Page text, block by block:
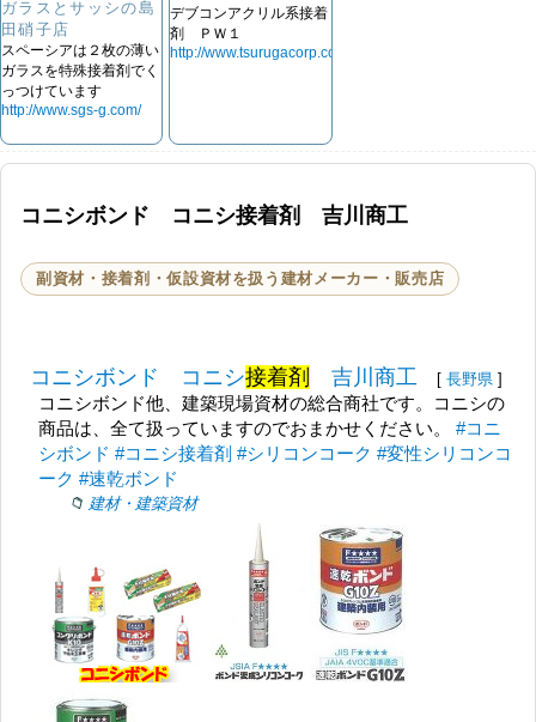
ガラスとサッシの島
田硝子店
スペーシアは２枚の薄い
ガラスを特殊接着剤でく
っつけています
http://www.sgs-g.com/
デブコンアクリル系接着
剤 ＰＷ１
http://www.tsurugacorp.co.jp
コニシボンド コニシ接着剤 吉川商工
副資材・接着剤・仮設資材を扱う建材メーカー・販売店
コニシボンド コニシ接着剤 吉川商工 [ 長野県 ]
コニシボンド他、建築現場資材の総合商社です。コニシの
商品は、全て扱っていますのでおまかせください。#コニ
シボンド #コニシ接着剤 #シリコンコーク #変性シリコンコ
ーク #速乾ボンド
建材・建築資材